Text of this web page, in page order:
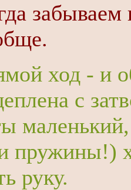
забываем
ход - и
с
пружины!)
руку.